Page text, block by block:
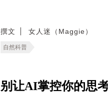
撰文 女人迷（Maggie）
自然科普
别让AI掌控你的思